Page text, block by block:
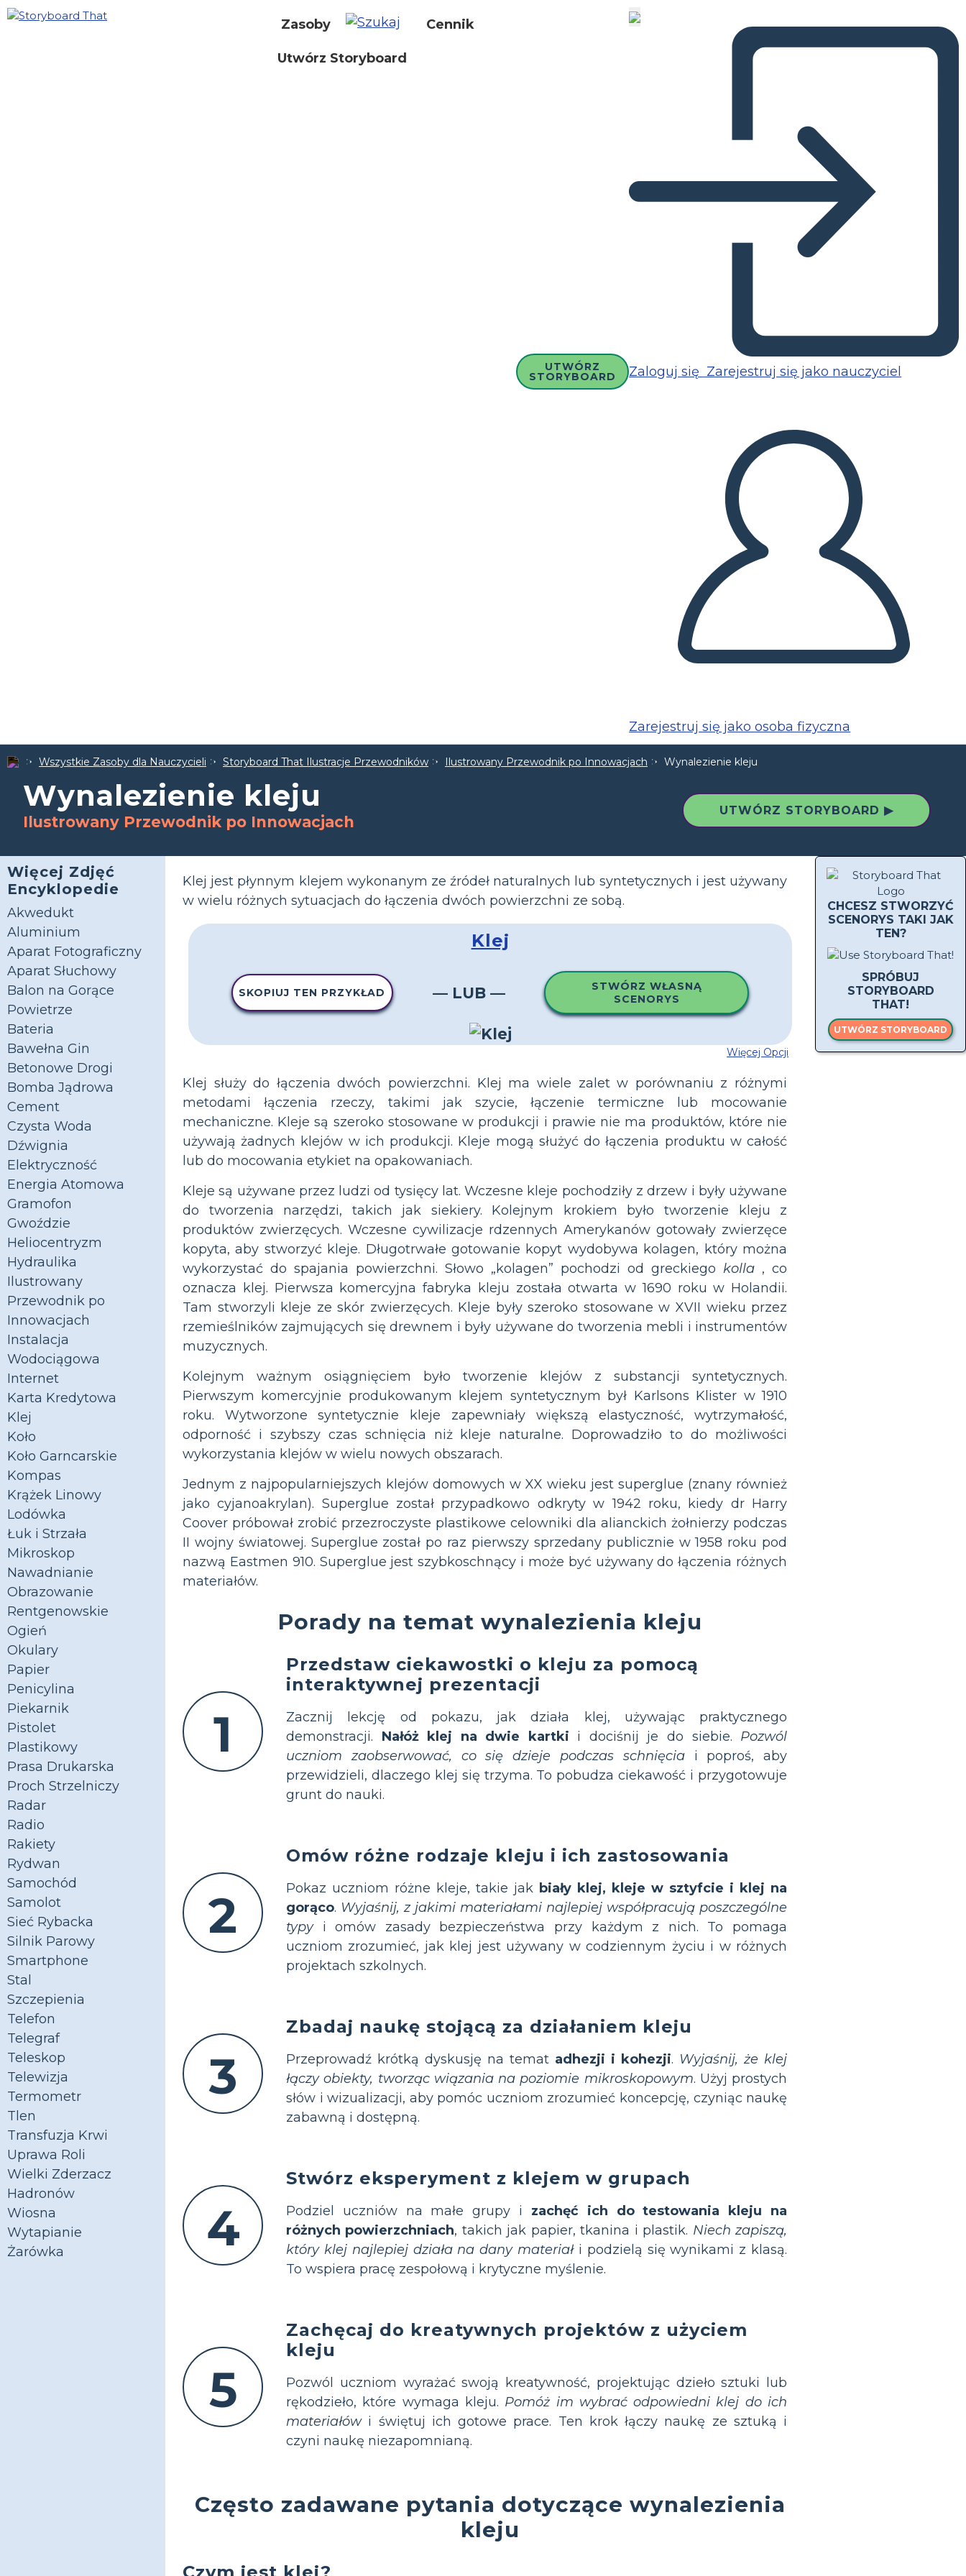
Zasoby Cennik
Utwórz Storyboard
UTWÓRZ
STORYBOARD Zaloguj się Zarejestruj się jako nauczyciel
Zarejestruj się jako osoba fizyczna
Wszystkie Zasoby dla Nauczycieli Storyboard That Ilustracje Przewodników Ilustrowany Przewodnik po Innowacjach Wynalezienie kleju
Wynalezienie kleju
Ilustrowany Przewodnik po Innowacjach
UTWÓRZ STORYBOARD ▶
Więcej Zdjęć
Encyklopedie
Akwedukt
Aluminium
Aparat Fotograficzny
Aparat Słuchowy
Balon na Gorące
Powietrze
Bateria
Bawełna Gin
Betonowe Drogi
Bomba Jądrowa
Cement
Czysta Woda
Dźwignia
Elektryczność
Energia Atomowa
Gramofon
Gwoździe
Heliocentryzm
Hydraulika
Ilustrowany
Przewodnik po
Innowacjach
Instalacja
Wodociągowa
Internet
Karta Kredytowa
Klej
Koło
Koło Garncarskie
Kompas
Krążek Linowy
Lodówka
Łuk i Strzała
Mikroskop
Nawadnianie
Obrazowanie
Rentgenowskie
Ogień
Okulary
Papier
Penicylina
Piekarnik
Pistolet
Plastikowy
Prasa Drukarska
Proch Strzelniczy
Radar
Radio
Rakiety
Rydwan
Samochód
Samolot
Sieć Rybacka
Silnik Parowy
Smartphone
Stal
Szczepienia
Telefon
Telegraf
Teleskop
Telewizja
Termometr
Tlen
Transfuzja Krwi
Uprawa Roli
Wielki Zderzacz
Hadronów
Wiosna
Wytapianie
Żarówka
CHCESZ STWORZYĆ
SCENORYS TAKI JAK
TEN?
SPRÓBUJ
STORYBOARD
THAT!
UTWÓRZ STORYBOARD
Klej jest płynnym klejem wykonanym ze źródeł naturalnych lub syntetycznych i jest używany
w wielu różnych sytuacjach do łączenia dwóch powierzchni ze sobą.
Klej
SKOPIUJ TEN PRZYKŁAD — LUB —
STWÓRZ WŁASNĄ
SCENORYS
Więcej Opcji
Klej służy do łączenia dwóch powierzchni. Klej ma wiele zalet w porównaniu z różnymi
metodami łączenia rzeczy, takimi jak szycie, łączenie termiczne lub mocowanie
mechaniczne. Kleje są szeroko stosowane w produkcji i prawie nie ma produktów, które nie
używają żadnych klejów w ich produkcji. Kleje mogą służyć do łączenia produktu w całość
lub do mocowania etykiet na opakowaniach.
Kleje są używane przez ludzi od tysięcy lat. Wczesne kleje pochodziły z drzew i były używane
do tworzenia narzędzi, takich jak siekiery. Kolejnym krokiem było tworzenie kleju z
produktów zwierzęcych. Wczesne cywilizacje rdzennych Amerykanów gotowały zwierzęce
kopyta, aby stworzyć kleje. Długotrwałe gotowanie kopyt wydobywa kolagen, który można
wykorzystać do spajania powierzchni. Słowo „kolagen” pochodzi od greckiego kolla , co
oznacza klej. Pierwsza komercyjna fabryka kleju została otwarta w 1690 roku w Holandii.
Tam stworzyli kleje ze skór zwierzęcych. Kleje były szeroko stosowane w XVII wieku przez
rzemieślników zajmujących się drewnem i były używane do tworzenia mebli i instrumentów
muzycznych.
Kolejnym ważnym osiągnięciem było tworzenie klejów z substancji syntetycznych.
Pierwszym komercyjnie produkowanym klejem syntetycznym był Karlsons Klister w 1910
roku. Wytworzone syntetycznie kleje zapewniały większą elastyczność, wytrzymałość,
odporność i szybszy czas schnięcia niż kleje naturalne. Doprowadziło to do możliwości
wykorzystania klejów w wielu nowych obszarach.
Jednym z najpopularniejszych klejów domowych w XX wieku jest superglue (znany również
jako cyjanoakrylan). Superglue został przypadkowo odkryty w 1942 roku, kiedy dr Harry
Coover próbował zrobić przezroczyste plastikowe celowniki dla alianckich żołnierzy podczas
II wojny światowej. Superglue został po raz pierwszy sprzedany publicznie w 1958 roku pod
nazwą Eastmen 910. Superglue jest szybkoschnący i może być używany do łączenia różnych
materiałów.
Porady na temat wynalezienia kleju
1
Przedstaw ciekawostki o kleju za pomocą
interaktywnej prezentacji
Zacznij lekcję od pokazu, jak działa klej, używając praktycznego
demonstracji. Nałóż klej na dwie kartki i dociśnij je do siebie. Pozwól
uczniom zaobserwować, co się dzieje podczas schnięciai poproś, aby
przewidzieli, dlaczego klej się trzyma. To pobudza ciekawość i przygotowuje
grunt do nauki.
2
Omów różne rodzaje kleju i ich zastosowania
Pokaz uczniom różne kleje, takie jak biały klej, kleje w sztyfcie i klej na
gorąco. Wyjaśnij, z jakimi materiałami najlepiej współpracują poszczególne
typyi omów zasady bezpieczeństwa przy każdym z nich. To pomaga
uczniom zrozumieć, jak klej jest używany w codziennym życiu i w różnych
projektach szkolnych.
3
Zbadaj naukę stojącą za działaniem kleju
Przeprowadź krótką dyskusję na temat adhezji i kohezji. Wyjaśnij, że klej
łączy obiekty, tworząc wiązania na poziomie mikroskopowym. Użyj prostych
słów i wizualizacji, aby pomóc uczniom zrozumieć koncepcję, czyniąc naukę
zabawną i dostępną.
4
Stwórz eksperyment z klejem w grupach
Podziel uczniów na małe grupy i zachęć ich do testowania kleju na
różnych powierzchniach, takich jak papier, tkanina i plastik. Niech zapiszą,
który klej najlepiej działa na dany materiałi podzielą się wynikami z klasą.
To wspiera pracę zespołową i krytyczne myślenie.
5
Zachęcaj do kreatywnych projektów z użyciem
kleju
Pozwól uczniom wyrażać swoją kreatywność, projektując dzieło sztuki lub
rękodzieło, które wymaga kleju. Pomóż im wybrać odpowiedni klej do ich
materiałówi świętuj ich gotowe prace. Ten krok łączy naukę ze sztuką i
czyni naukę niezapomnianą.
Często zadawane pytania dotyczące wynalezienia
kleju